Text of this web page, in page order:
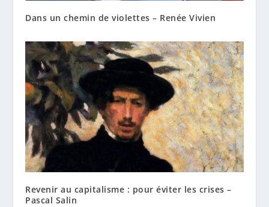
Dans un chemin de violettes – Renée Vivien
Revenir au capitalisme : pour éviter les crises –
Pascal Salin